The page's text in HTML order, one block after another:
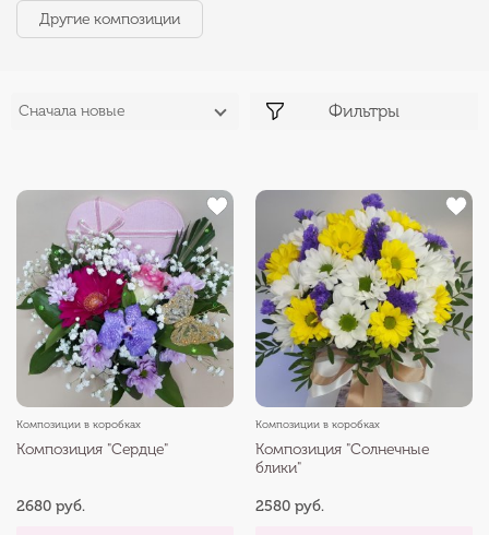
Другие композиции
Сначала новые Фильтры
Композиции в коробках
Композиция "Сердце"
2680 руб.
Композиции в коробках
Композиция "Солнечные
блики"
2580 руб.